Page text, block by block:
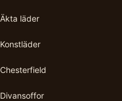
Äkta läder
Konstläder
Chesterfield
Divansoffor